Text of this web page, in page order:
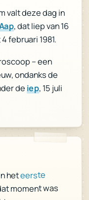
valt deze dag in
, dat liep van 16
februari 1981.
– een
ondanks de
de iep, 15 juli
heteerste
moment was